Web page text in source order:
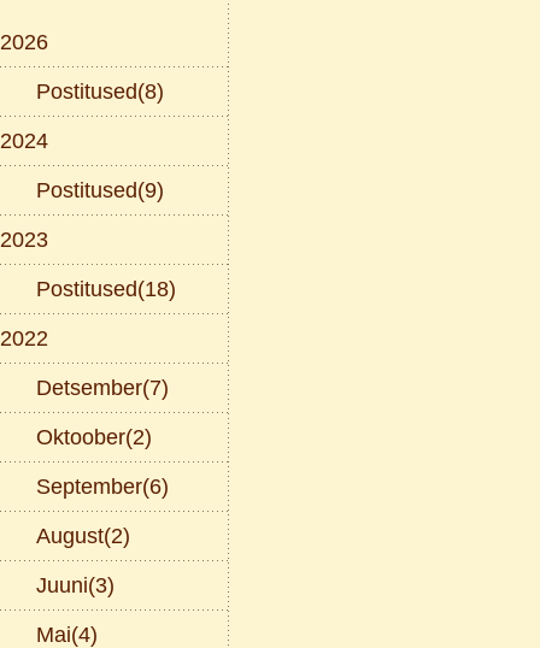
2026
Postitused(8)
2024
Postitused(9)
2023
Postitused(18)
2022
Detsember(7)
Oktoober(2)
September(6)
August(2)
Juuni(3)
Mai(4)